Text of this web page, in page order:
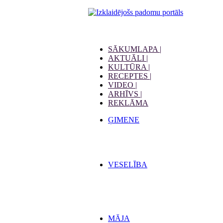
SĀKUMLAPA |
AKTUĀLI |
KULTŪRA |
RECEPTES |
VIDEO |
ARHĪVS |
REKLĀMA
ĢIMENE
VESELĪBA
MĀJA